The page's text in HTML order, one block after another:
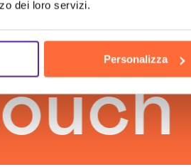
dei loro servizi.
Personalizza